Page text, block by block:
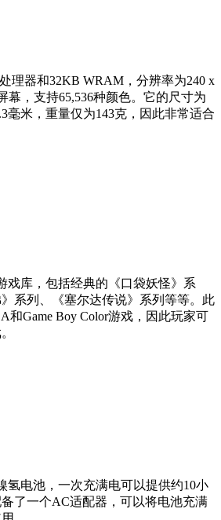
理器和32KB WRAM，分辨率为240 x
幕，支持65,536种颜色。它的尺寸为
毫米，重量仅为143克，因此非常适合
戏库，包括经典的《口袋妖怪》系
系列、《塞尔达传说》系列等等。此
和Game Boy Color游戏，因此玩家可
氢电池，一次充满电可以提供约10小
了一个AC适配器，可以将电池充满